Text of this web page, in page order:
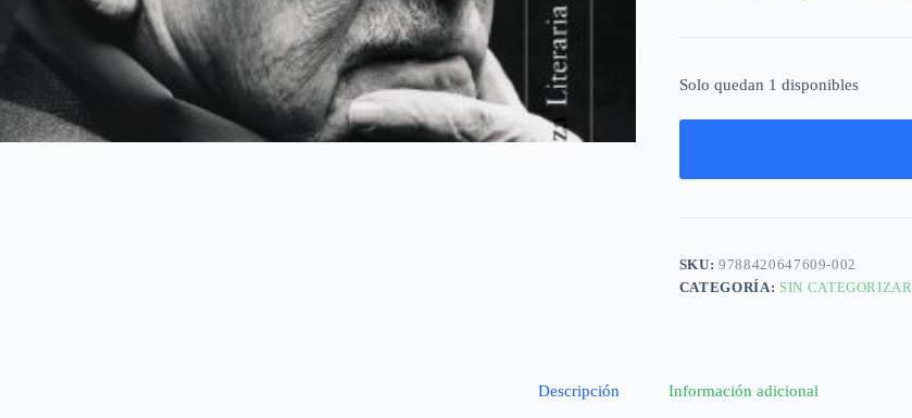
Solo quedan 1 disponibles
SKU:9788420647609-002
CATEGORÍA: SIN CATEGORIZAR
Descripción Información adicional